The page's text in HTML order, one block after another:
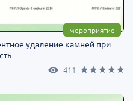
мероприятие
удаление камней при
411